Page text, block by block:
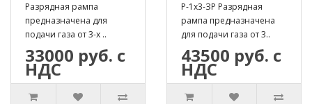
Разрядная рампа
предназначена для
подачи газа от 3-х ..
33000 руб. с
НДС
Р-1х3-ЗР Разрядная
рампа предназначена
для подачи газа от 3..
43500 руб. с
НДС